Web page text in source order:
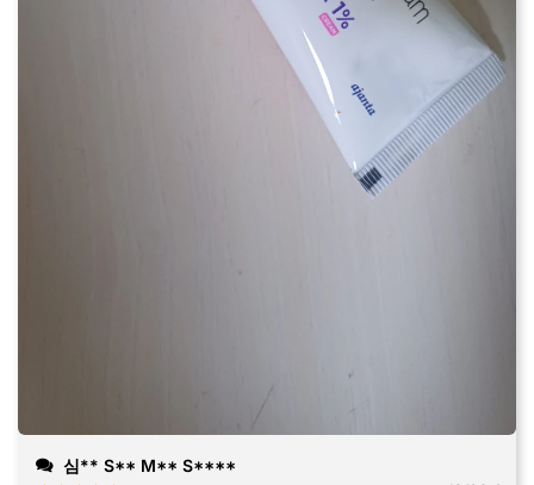
심** S** M** S****